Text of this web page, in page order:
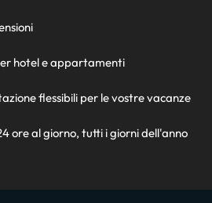
hotel e appartamenti
flessibili per le vostre vacanze
ore al giorno, tutti i giorni dell'anno